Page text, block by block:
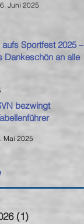
Juni 2025
Sportfest 2025 –
Dankeschön an alle
bezwingt
Mai 2025
(1)